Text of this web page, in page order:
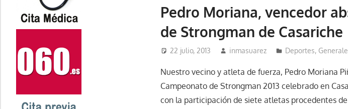
Pedro Moriana, vencedor
de Strongman de Casariche
22 julio, 2013 inmasuarez Deportes,
Nuestro vecino y atleta de fuerza, Pedro Moriana
Campeonato de Strongman 2013 celebrado en
con la participación de siete atletas procedentes